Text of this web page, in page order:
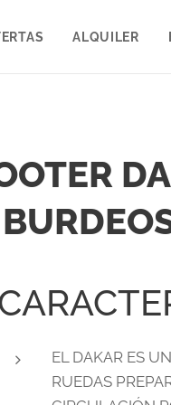
ALQUILER
EL DAKAR ES
RUEDAS